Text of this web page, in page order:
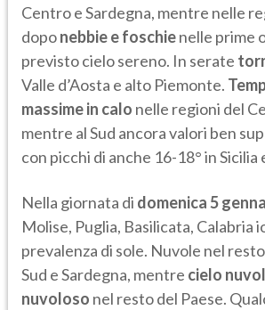
Centro e Sardegna, mentre nelle
doponebbie e foschienelle prime
previsto cielo sereno. In serate
Valle d’Aosta e alto Piemonte.
massime in calo nelle regioni del
mentre al Sud ancora valori ben
con picchi di anche 16-18° in Sicilia
Nella giornata di domenica 5
Molise, Puglia, Basilicata, Calabria
prevalenza di sole. Nuvole nel
Sud e Sardegna, mentre cielo
nuvoloso nel resto del Paese.